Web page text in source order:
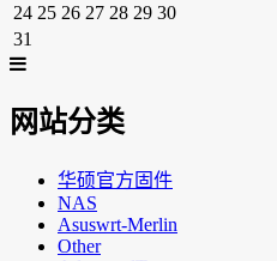
24 25 26 27 28 29 30
31
网站分类
华硕官方固件
NAS
Asuswrt-Merlin
Other